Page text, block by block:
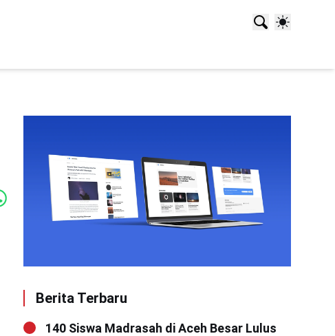
Berita Terbaru
140 Siswa Madrasah di Aceh Besar Lulus